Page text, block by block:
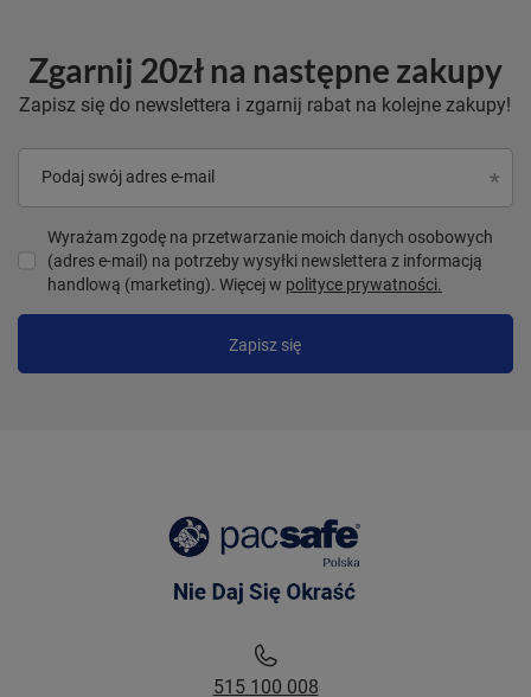
Zgarnij 20zł na następne zakupy
Zapisz się do newslettera i zgarnij rabat na kolejne zakupy!
Podaj swój adres e-mail
Wyrażam zgodę na przetwarzanie moich danych osobowych
(adres e-mail) na potrzeby wysyłki newslettera z informacją
handlową (marketing). Więcej w polityce prywatności.
Zapisz się
515 100 008